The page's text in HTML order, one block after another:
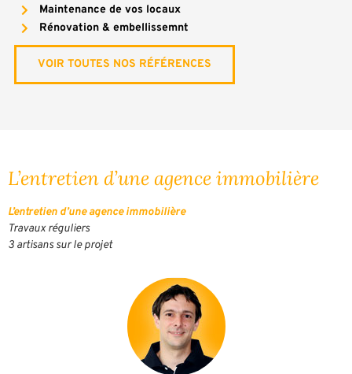
Maintenance de vos locaux
Rénovation & embellissemnt
VOIR TOUTES NOS RÉFÉRENCES
L’entretien d’une agence immobilière
L’entretien d’une agence immobilière
Travaux réguliers
3 artisans sur le projet